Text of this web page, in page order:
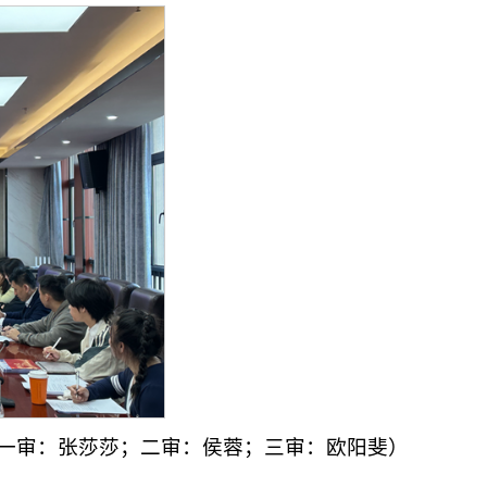
审：张莎莎；二审：侯蓉；三审：欧阳斐）